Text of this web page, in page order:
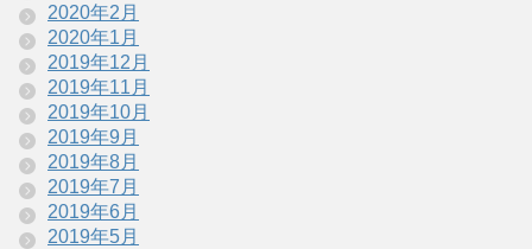
2020年2月
2020年1月
2019年12月
2019年11月
2019年10月
2019年9月
2019年8月
2019年7月
2019年6月
2019年5月